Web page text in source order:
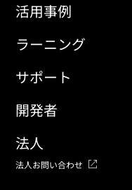
活用事例
ラーニング
サポート
開発者
法人
法人お問い合わせ